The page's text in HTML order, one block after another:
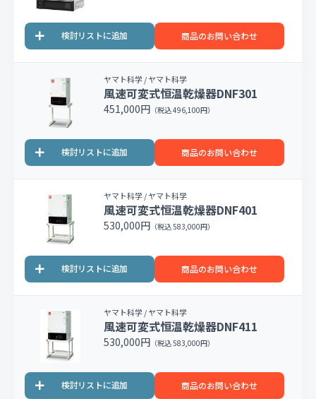
商品のお問い合わせ
ヤマト科学 / ヤマト科学
風速可変式恒温乾燥器DNF301
451,000円 （税込 496,100円）
商品のお問い合わせ
ヤマト科学 / ヤマト科学
風速可変式恒温乾燥器DNF401
530,000円 （税込 583,000円）
商品のお問い合わせ
ヤマト科学 / ヤマト科学
風速可変式恒温乾燥器DNF411
530,000円 （税込 583,000円）
商品のお問い合わせ